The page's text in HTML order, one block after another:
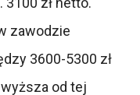
zawodzie
3600-5300 zł
od tej